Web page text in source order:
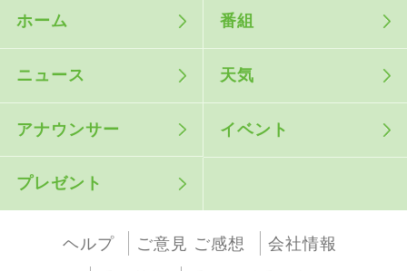
ホーム 番組
ニュース 天気
アナウンサー イベント
プレゼント
ヘルプ ご意見 ご感想
会社情報